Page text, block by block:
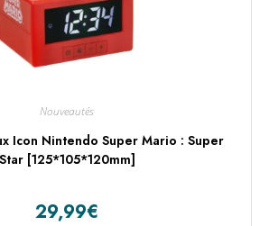
Nouveautés
Icon Nintendo Super Mario : Super
Star [125*105*120mm]
29,99€